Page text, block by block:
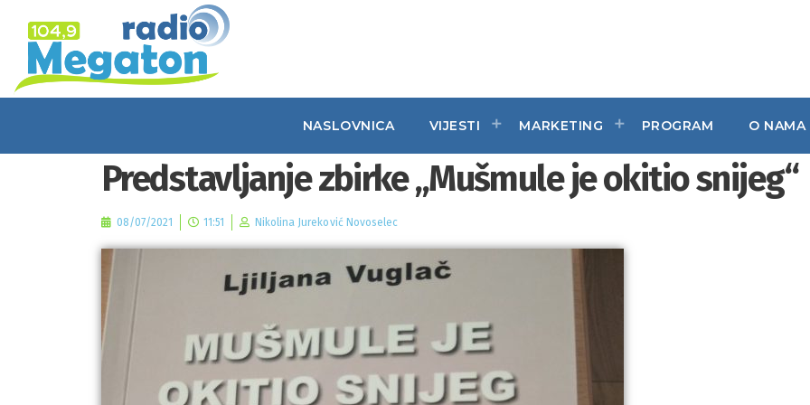
NASLOVNICA VIJESTI MARKETING PROGRAM O NAMA
Predstavljanje zbirke „Mušmule je okitio snijeg“
08/07/2021 11:51 Nikolina Jureković Novoselec